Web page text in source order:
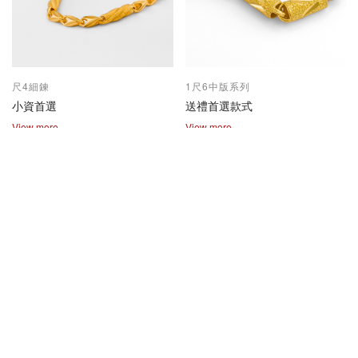
尺4細鍊
小資首選
View more
1尺6中版系列
送禮首選款式
View more